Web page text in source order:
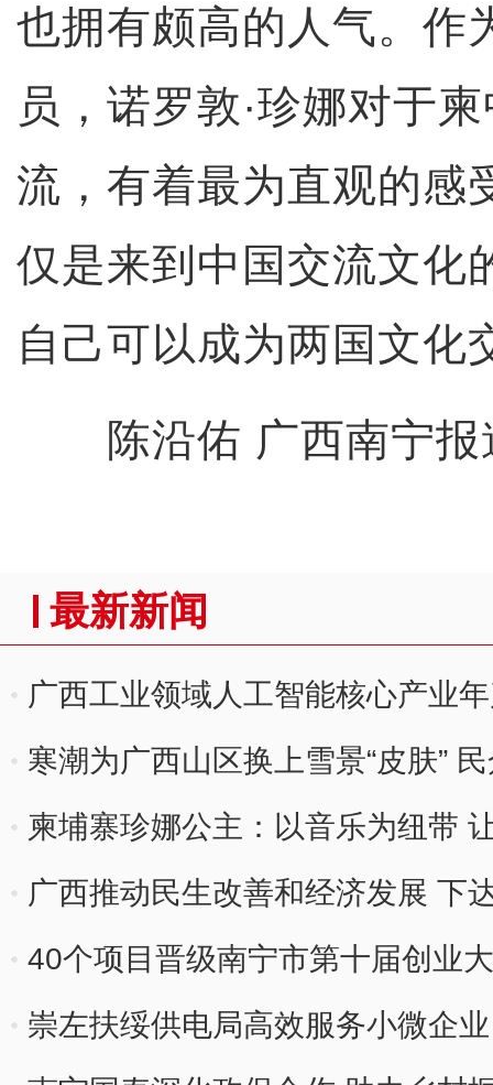
也拥有颇高的人气。作
员，诺罗敦·珍娜对于
流，有着最为直观的感
仅是来到中国交流文化
自己可以成为两国文化
陈沿佑 广西南宁报
最新新闻
广西工业领域人工智能核心产业
寒潮为广西山区换上雪景“皮肤” 民
柬埔寨珍娜公主：以音乐为纽带
广西推动民生改善和经济发展 下
元
40个项目晋级南宁市第十届创业
崇左扶绥供电局高效服务小微企